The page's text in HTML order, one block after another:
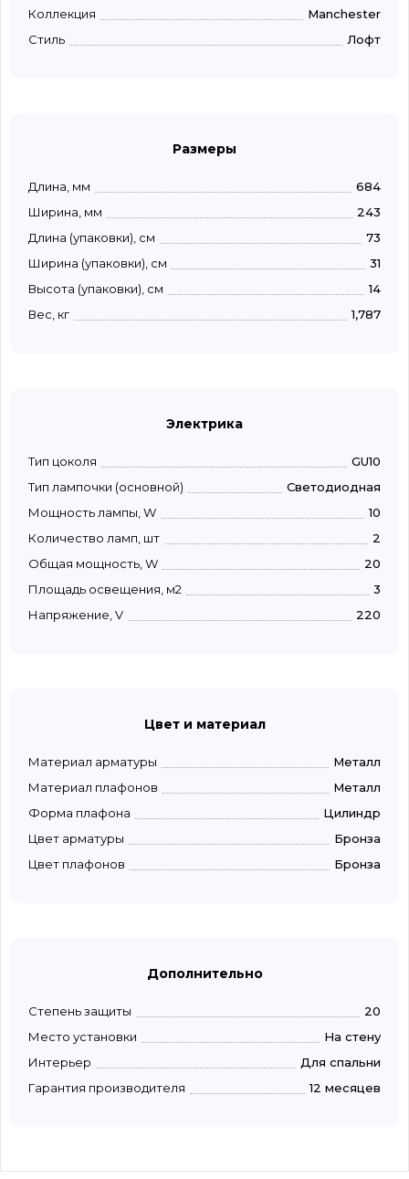
Коллекция
Manchester
Стиль
Лофт
Размеры
Длина, мм
684
Ширина, мм
243
Длина (упаковки), см
73
Ширина (упаковки), см
31
Высота (упаковки), см
14
Вес, кг
1,787
Электрика
Тип цоколя
GU10
Тип лампочки (основной)
Светодиодная
Мощность лампы, W
10
Количество ламп, шт
2
Общая мощность, W
20
Площадь освещения, м2
3
Напряжение, V
220
Цвет и материал
Материал арматуры
Металл
Материал плафонов
Металл
Форма плафона
Цилиндр
Цвет арматуры
Бронза
Цвет плафонов
Бронза
Дополнительно
Степень защиты
20
Место установки
На стену
Интерьер
Для спальни
Гарантия производителя
12 месяцев